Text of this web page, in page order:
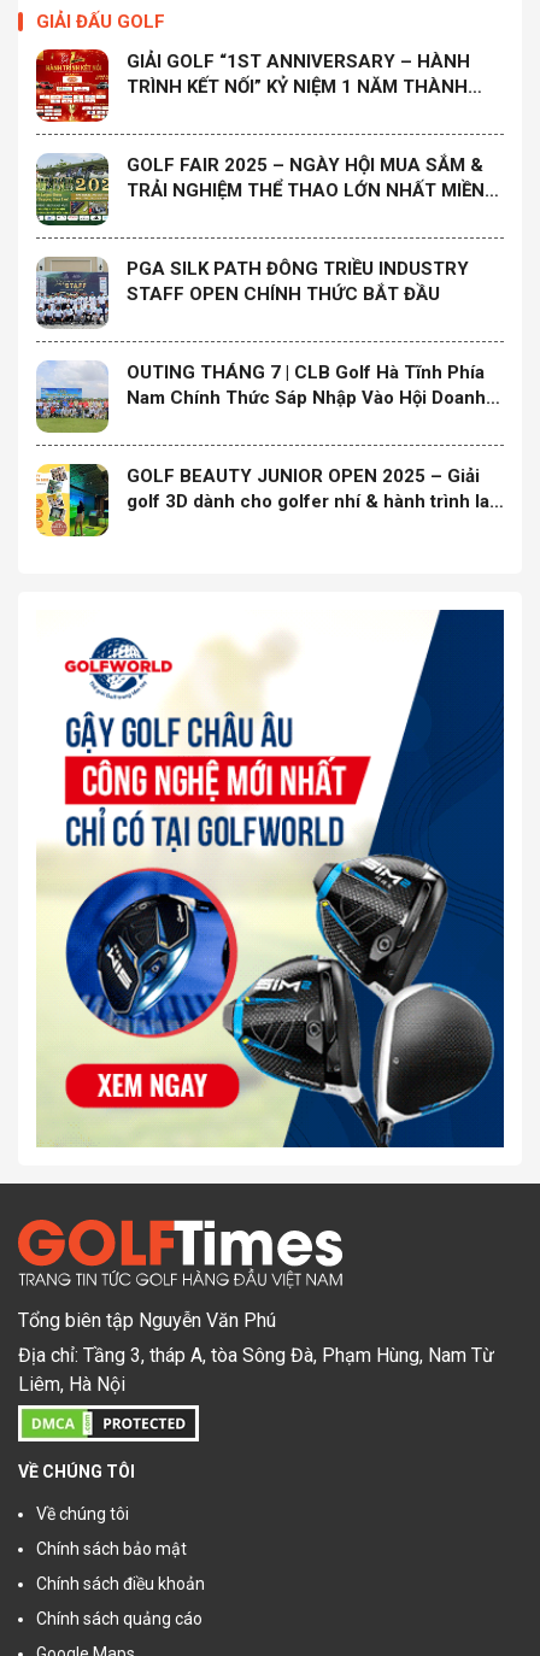
GIẢI ĐẤU GOLF
GIẢI GOLF “1ST ANNIVERSARY – HÀNH
TRÌNH KẾT NỐI” KỶ NIỆM 1 NĂM THÀNH
GOLF FAIR 2025 – NGÀY HỘI MUA SẮM &
TRẢI NGHIỆM THỂ THAO LỚN NHẤT MIỀN
PGA SILK PATH ĐÔNG TRIỀU INDUSTRY
STAFF OPEN CHÍNH THỨC BẮT ĐẦU
OUTING THÁNG 7 | CLB Golf Hà Tĩnh Phía
Nam Chính Thức Sáp Nhập Vào Hội Doanh
Chấp Hành Nhiệm Kỳ Mới
GOLF BEAUTY JUNIOR OPEN 2025 – Giải
golf 3D dành cho golfer nhí & hành trình lan
Tổng biên tập Nguyễn Văn Phú
Địa chỉ: Tầng 3, tháp A, tòa Sông Đà, Phạm Hùng, Nam Từ
Liêm, Hà Nội
VỀ CHÚNG TÔI
Về chúng tôi
Chính sách bảo mật
Chính sách điều khoản
Chính sách quảng cáo